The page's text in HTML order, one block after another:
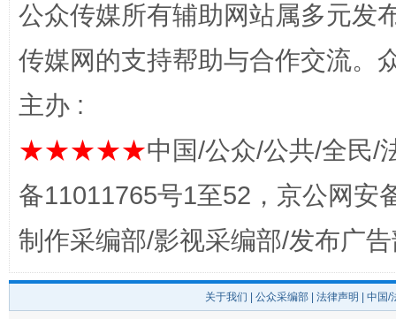
东山县通报“牛蛙产品抗生素超标问题” 法
公众传媒所有辅助网站属多元发
传媒网的支持帮助与合作交流。
主办 :
★★★★★中国/公众/公共/全民/
备11011765号1至52，京公网安
制作采编部/影视采编部/发布广
关于我们 公众采编部 法律声明 | 中国